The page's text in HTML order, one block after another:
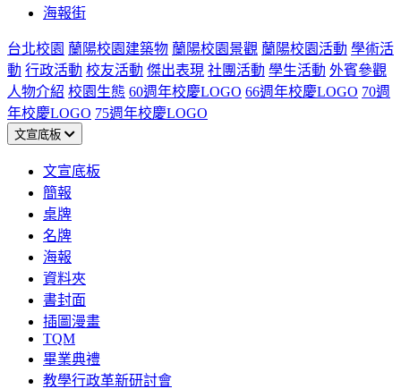
海報街
台北校園 蘭陽校園建築物 蘭陽校園景觀 蘭陽校園活動 學術活
動 行政活動 校友活動 傑出表現 社團活動 學生活動 外賓參觀
人物介紹 校園生態 60週年校慶LOGO 66週年校慶LOGO 70週
年校慶LOGO 75週年校慶LOGO
文宣底板
文宣底板
簡報
桌牌
名牌
海報
資料夾
書封面
插圖漫畫
TQM
畢業典禮
教學行政革新研討會